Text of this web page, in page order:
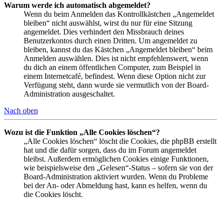
Warum werde ich automatisch abgemeldet?
Wenn du beim Anmelden das Kontrollkästchen „Angemeldet
bleiben“ nicht auswählst, wirst du nur für eine Sitzung
angemeldet. Dies verhindert den Missbrauch deines
Benutzerkontos durch einen Dritten. Um angemeldet zu
bleiben, kannst du das Kästchen „Angemeldet bleiben“ beim
Anmelden auswählen. Dies ist nicht empfehlenswert, wenn
du dich an einem öffentlichen Computer, zum Beispiel in
einem Internetcafé, befindest. Wenn diese Option nicht zur
Verfügung steht, dann wurde sie vermutlich von der Board-
Administration ausgeschaltet.
Nach oben
Wozu ist die Funktion „Alle Cookies löschen“?
„Alle Cookies löschen“ löscht die Cookies, die phpBB erstellt
hat und die dafür sorgen, dass du im Forum angemeldet
bleibst. Außerdem ermöglichen Cookies einige Funktionen,
wie beispielsweise den „Gelesen“-Status – sofern sie von der
Board-Administration aktiviert wurden. Wenn du Probleme
bei der An- oder Abmeldung hast, kann es helfen, wenn du
die Cookies löscht.